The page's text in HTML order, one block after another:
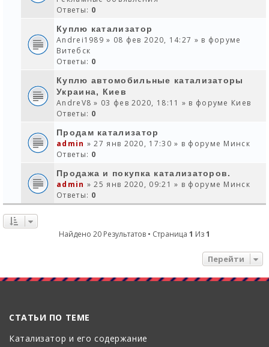
Ответы: 0
Куплю катализатор
Andrei1989 » 08 фев 2020, 14:27 » в форуме
Витебск
Ответы: 0
Куплю автомобильные катализаторы
Украина, Киев
AndreV8 » 03 фев 2020, 18:11 » в форуме Киев
Ответы: 0
Продам катализатор
admin » 27 янв 2020, 17:30 » в форуме Минск
Ответы: 0
Продажа и покупка катализаторов.
admin » 25 янв 2020, 09:21 » в форуме Минск
Ответы: 0
Найдено 20 Результатов • Страница 1 Из1
Перейти
СТАТЬИ ПО ТЕМЕ
Катализатор и его содержание